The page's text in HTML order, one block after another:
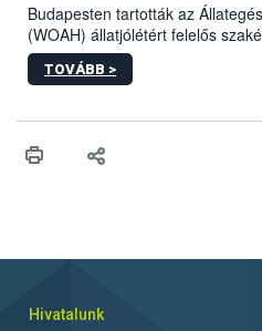
Budapesten tartották az
(WOAH) állatjólétért felelős
július 2. között. Az Agrár- és
Minisztérium (AÉM) és a
gazdasági haszonállatok
meg tapasztalatait a gazdasági
TOVÁBB >
Hivatalunk